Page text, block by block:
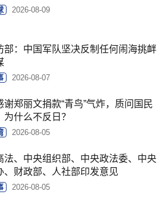
2026-08-09
部：中国军队坚决反制任何闹海挑衅
2026-08-07
谢郑丽文捐款“青鸟”气炸，质问国民
为什么不反日？
2026-08-05
法、中央组织部、中央政法委、中央
、财政部、人社部印发意见
2026-08-05